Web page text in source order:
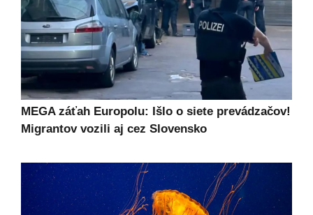
MEGA záťah Europolu: Išlo o siete prevádzačov!
Migrantov vozili aj cez Slovensko